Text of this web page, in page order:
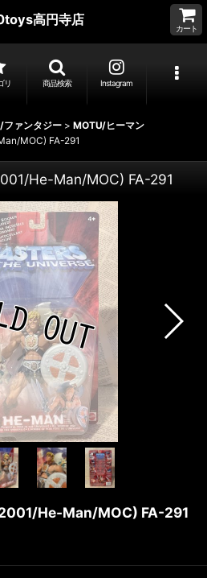
高円寺店
カート
リ 商品検索 Instagram
ァンタジー > MOTU/ヒーマン
MOC) FA-291
He-Man/MOC) FA-291
He-Man/MOC) FA-291